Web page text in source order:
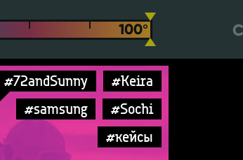
#72andSunny
#Keira
#samsung
#Sochi
#кейсы